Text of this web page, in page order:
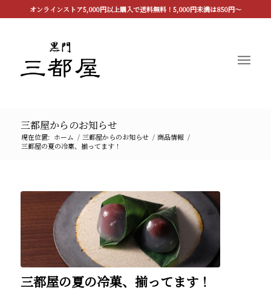
オンラインストア5,000円以上購入で送料無料！5,000円未満は850円〜
三都屋からのお知らせ
現在位置: ホーム / 三都屋からのお知らせ / 商品情報 /
三都屋の夏の冷菓、揃ってます！
三都屋の夏の冷菓、揃ってます！